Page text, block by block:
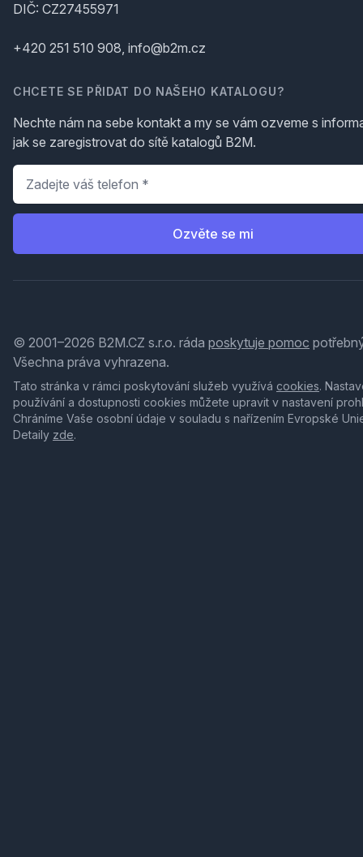
DIČ: CZ27455971
+420 251 510 908, info@b2m.cz
CHCETE SE PŘIDAT DO NAŠEHO KATALOGU?
Nechte nám na sebe kontakt a my se vám ozveme s
jak se zaregistrovat do sítě katalogů B2M.
Telefon
Ozvěte se mi
© 2001–2026 B2M.CZ s.r.o. ráda poskytuje pomoc
Všechna práva vyhrazena.
Tato stránka v rámci poskytování služeb využívá cookies.
používání a dostupnosti cookies můžete upravit v nastavení
Chráníme Vaše osobní údaje v souladu s nařízením Evropské
Detaily zde.